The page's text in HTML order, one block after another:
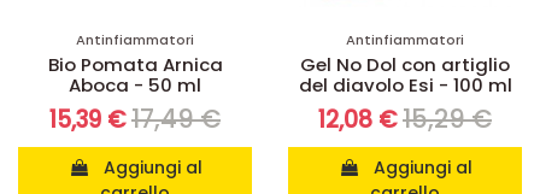
Antinfiammatori
Bio Pomata Arnica
Aboca - 50 ml
15,39 €17,49 €
Antinfiammatori
Gel No Dol con artiglio
del diavolo Esi - 100 ml
12,08 €15,29 €